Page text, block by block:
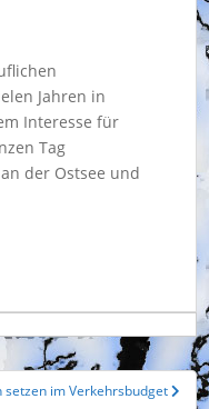
Jahren in
Interesse für
Tag
der Ostsee und
im Verkehrsbudget